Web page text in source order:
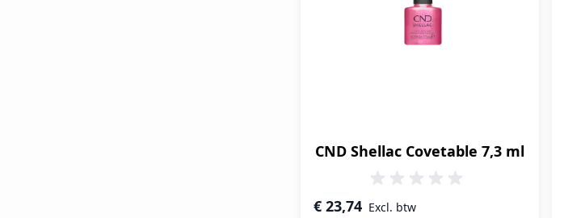
CND Shellac Covetable 7,3 ml
Speciale prijs
€ 23,74